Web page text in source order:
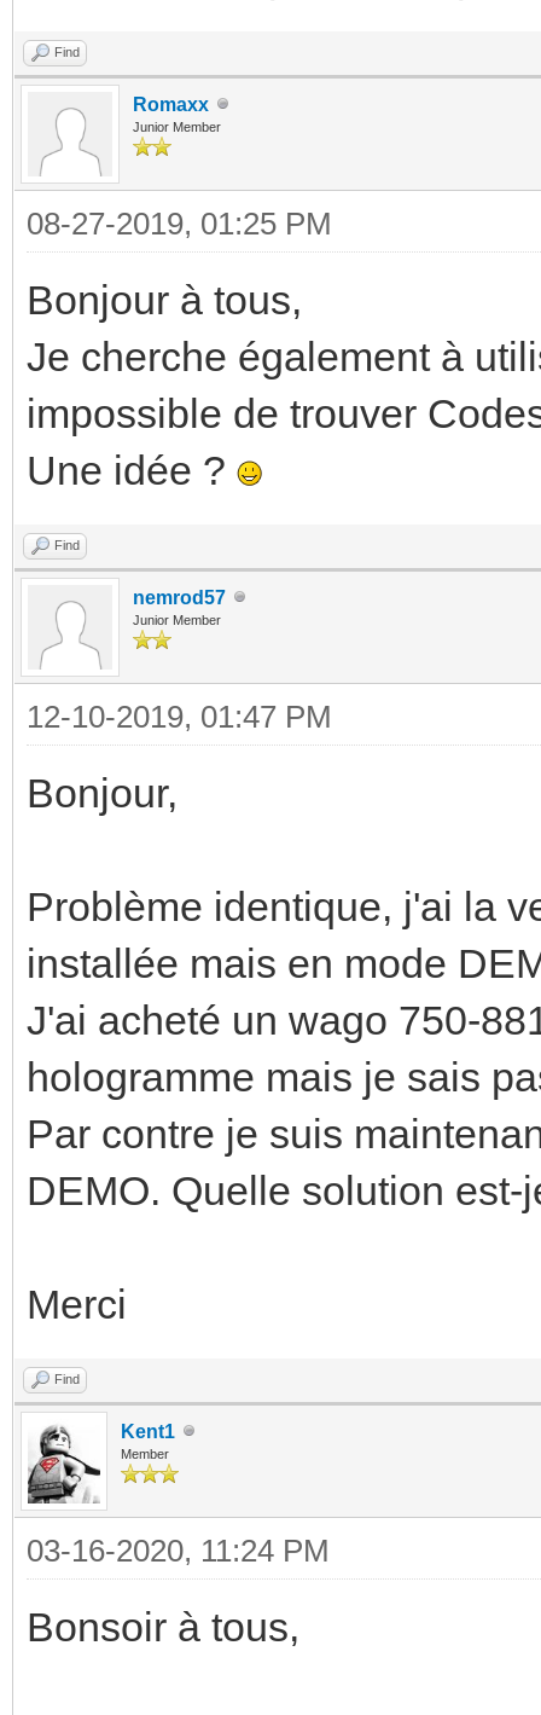
Find
Romaxx
Junior Member
08-27-2019, 01:25 PM
Bonjour à tous,
Je cherche également à
impossible de trouver
Une idée ?
Find
nemrod57
Junior Member
12-10-2019, 01:47 PM
Bonjour,
Problème identique, j'ai la
installée mais en mode
J'ai acheté un wago 750-
hologramme mais je sais
Par contre je suis
DEMO. Quelle solution est-
Merci
Find
Kent1
Member
03-16-2020, 11:24 PM
Bonsoir à tous,